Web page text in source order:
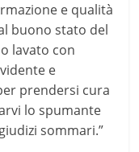
e qualità
buono stato del
lavato con
e
prendersi cura
lo spumante
sommari.”